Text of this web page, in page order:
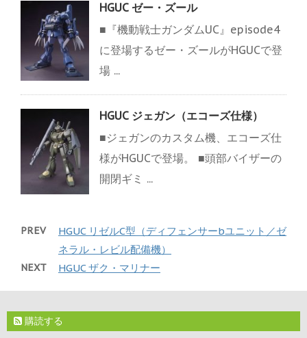
HGUC ゼー・ズール
■『機動戦士ガンダムUC』episode4
に登場するゼー・ズールがHGUCで登
場 ...
HGUC ジェガン（エコーズ仕様）
■ジェガンのカスタム機、エコーズ仕
様がHGUCで登場。 ■頭部バイザーの
開閉ギミ ...
PREV
HGUC リゼルC型（ディフェンサーbユニット／ゼ
ネラル・レビル配備機）
NEXT HGUC ザク・マリナー
購読する